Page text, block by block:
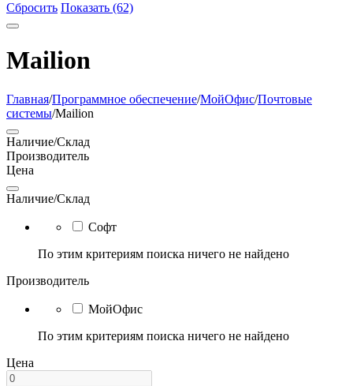
Сбросить Показать (62)
Mailion
Главная/Программное обеспечение/МойОфис/Почтовые
системы/Mailion
Наличие/Склад
Производитель
Цена
Наличие/Склад
Софт
По этим критериям поиска ничего не найдено
Производитель
МойОфис
По этим критериям поиска ничего не найдено
Цена